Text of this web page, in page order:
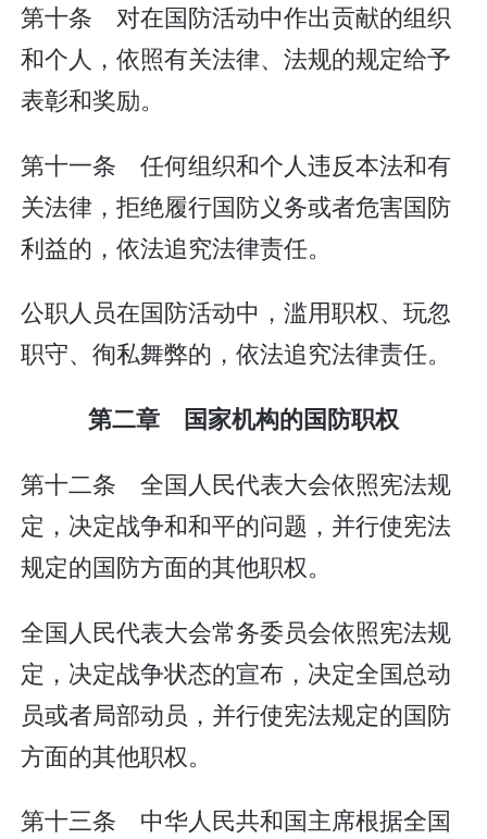
第十条 对在国防活动中作出贡献的组织
和个人，依照有关法律、法规的规定给予
表彰和奖励。
第十一条 任何组织和个人违反本法和有
关法律，拒绝履行国防义务或者危害国防
利益的，依法追究法律责任。
公职人员在国防活动中，滥用职权、玩忽
职守、徇私舞弊的，依法追究法律责任。
第二章 国家机构的国防职权
第十二条 全国人民代表大会依照宪法规
定，决定战争和和平的问题，并行使宪法
规定的国防方面的其他职权。
全国人民代表大会常务委员会依照宪法规
定，决定战争状态的宣布，决定全国总动
员或者局部动员，并行使宪法规定的国防
方面的其他职权。
第十三条 中华人民共和国主席根据全国